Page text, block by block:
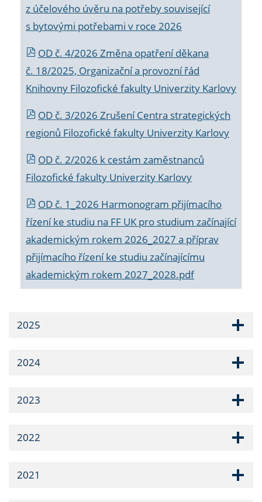
z účelového úvěru na potřeby související
s bytovými potřebami v roce 2026
OD č. 4/2026 Změna opatření děkana
č. 18/2025, Organizační a provozní řád
Knihovny Filozofické fakulty Univerzity Karlovy
OD č. 3/2026 Zrušení Centra strategických
regionů Filozofické fakulty Univerzity Karlovy
OD č. 2/2026 k cestám zaměstnanců
Filozofické fakulty Univerzity Karlovy
OD č. 1_2026 Harmonogram přijímacího
řízení ke studiu na FF UK pro studium začínající
akademickým rokem 2026_2027 a příprav
přijímacího řízení ke studiu začínajícímu
akademickým rokem 2027_2028.pdf
2025
2024
2023
2022
2021